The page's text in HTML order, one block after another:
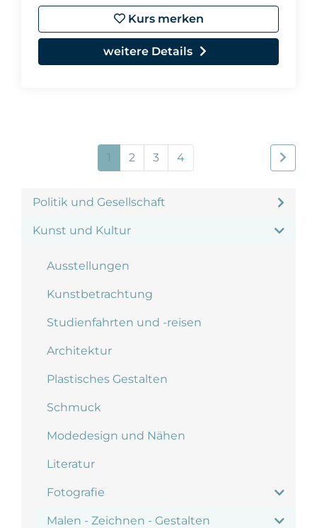
Politik und Gesellschaft
Kunst und Kultur
Ausstellungen
Kunstbetrachtung
Studienfahrten und -reisen
Architektur
Plastisches Gestalten
Schmuck
Modedesign und Nähen
Literatur
Fotografie
Malen - Zeichnen - Gestalten
Kurs merken
weitere Details
1 2 3 4